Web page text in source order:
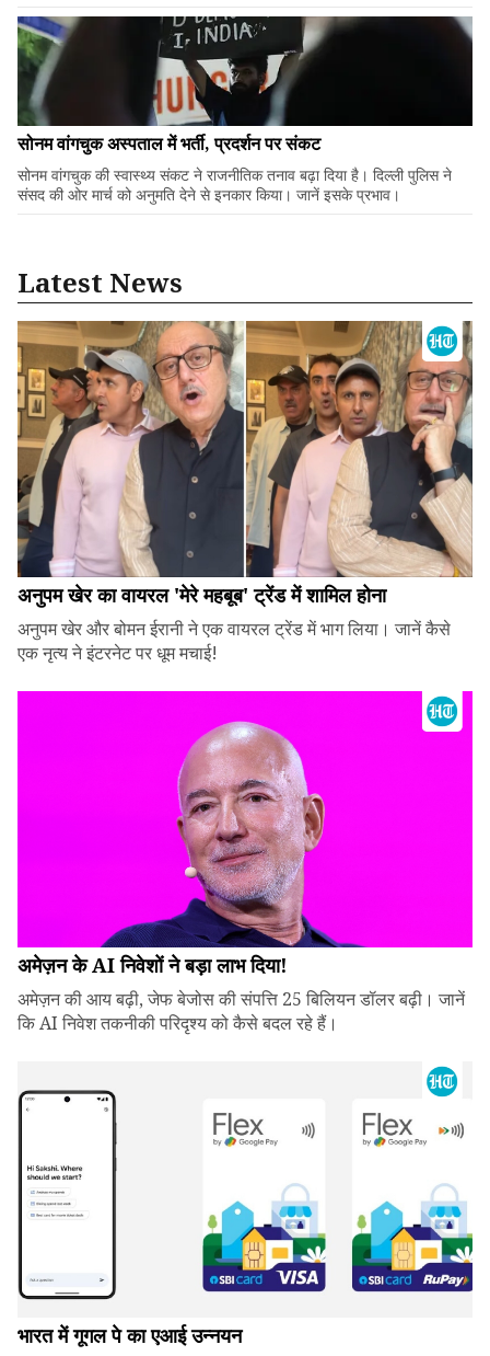
सोनम वांगचुक अस्पताल में भर्ती, प्रदर्शन पर संकट
सोनम वांगचुक की स्वास्थ्य संकट ने राजनीतिक तनाव बढ़ा दिया है। दिल्ली पुलिस ने
संसद की ओर मार्च को अनुमति देने से इनकार किया। जानें इसके प्रभाव।
Latest News
अनुपम खेर का वायरल 'मेरे महबूब' ट्रेंड में शामिल होना
अनुपम खेर और बोमन ईरानी ने एक वायरल ट्रेंड में भाग लिया। जानें कैसे
एक नृत्य ने इंटरनेट पर धूम मचाई!
अमेज़न के AI निवेशों ने बड़ा लाभ दिया!
अमेज़न की आय बढ़ी, जेफ बेजोस की संपत्ति 25 बिलियन डॉलर बढ़ी। जानें
कि AI निवेश तकनीकी परिदृश्य को कैसे बदल रहे हैं।
भारत में गूगल पे का एआई उन्नयन